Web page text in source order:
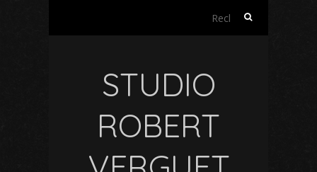
Rechercher :
STUDIO
ROBERT